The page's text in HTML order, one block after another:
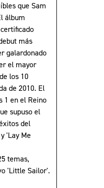
que Sam
álbum
más
galardonado
el mayor
los 10
de 2010. El
1 en el Reino
supuso el
del
'Lay Me
temas,
'Little Sailor'.